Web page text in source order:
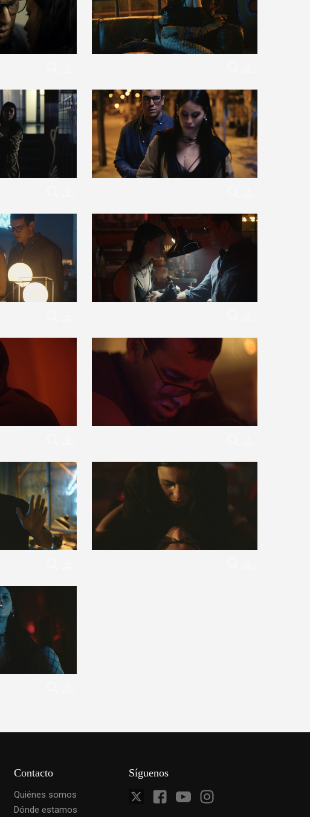
Contacto
Quiénes somos
Dónde estamos
Síguenos